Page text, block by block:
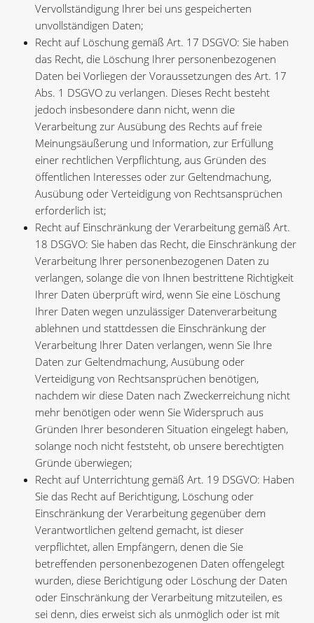
Vervollständigung Ihrer bei uns gespeicherten
unvollständigen Daten;
Recht auf Löschung gemäß Art. 17 DSGVO: Sie haben
das Recht, die Löschung Ihrer personenbezogenen
Daten bei Vorliegen der Voraussetzungen des Art. 17
Abs. 1 DSGVO zu verlangen. Dieses Recht besteht
jedoch insbesondere dann nicht, wenn die
Verarbeitung zur Ausübung des Rechts auf freie
Meinungsäußerung und Information, zur Erfüllung
einer rechtlichen Verpflichtung, aus Gründen des
öffentlichen Interesses oder zur Geltendmachung,
Ausübung oder Verteidigung von Rechtsansprüchen
erforderlich ist;
Recht auf Einschränkung der Verarbeitung gemäß Art.
18 DSGVO: Sie haben das Recht, die Einschränkung der
Verarbeitung Ihrer personenbezogenen Daten zu
verlangen, solange die von Ihnen bestrittene Richtigkeit
Ihrer Daten überprüft wird, wenn Sie eine Löschung
Ihrer Daten wegen unzulässiger Datenverarbeitung
ablehnen und stattdessen die Einschränkung der
Verarbeitung Ihrer Daten verlangen, wenn Sie Ihre
Daten zur Geltendmachung, Ausübung oder
Verteidigung von Rechtsansprüchen benötigen,
nachdem wir diese Daten nach Zweckerreichung nicht
mehr benötigen oder wenn Sie Widerspruch aus
Gründen Ihrer besonderen Situation eingelegt haben,
solange noch nicht feststeht, ob unsere berechtigten
Gründe überwiegen;
Recht auf Unterrichtung gemäß Art. 19 DSGVO: Haben
Sie das Recht auf Berichtigung, Löschung oder
Einschränkung der Verarbeitung gegenüber dem
Verantwortlichen geltend gemacht, ist dieser
verpflichtet, allen Empfängern, denen die Sie
betreffenden personenbezogenen Daten offengelegt
wurden, diese Berichtigung oder Löschung der Daten
oder Einschränkung der Verarbeitung mitzuteilen, es
sei denn, dies erweist sich als unmöglich oder ist mit